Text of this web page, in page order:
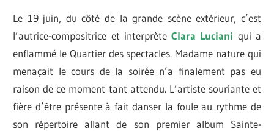
Le 19 juin, du côté de la grande scène extérieur, c’est
l’autrice-compositrice et interprète Clara Luciani qui a
enflammé le Quartier des spectacles. Madame nature qui
menaçait le cours de la soirée n’a finalement pas eu
raison de ce moment tant attendu. L’artiste souriante et
fière d’être présente à fait danser la foule au rythme de
son répertoire allant de son premier album Sainte-